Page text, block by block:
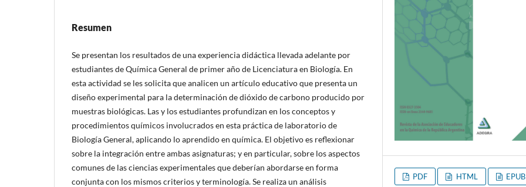
Resumen
Se presentan los resultados de una experiencia didáctica llevada adelante por
estudiantes de Química General de primer año de Licenciatura en Biología. En
esta actividad se les solicita que analicen un artículo educativo que presenta un
diseño experimental para la determinación de dióxido de carbono producido por
muestras biológicas. Las y los estudiantes profundizan en los conceptos y
procedimientos químicos involucrados en esta práctica de laboratorio de
Biología General, aplicando lo aprendido en química. El objetivo es reflexionar
sobre la integración entre ambas asignaturas; y en particular, sobre los aspectos
comunes de las ciencias experimentales que deberían abordarse en forma
conjunta con los mismos criterios y terminología. Se realiza un análisis
PDF HTML EPUB